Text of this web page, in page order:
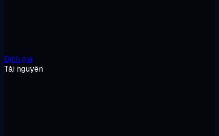
Định giá
Tài nguyên